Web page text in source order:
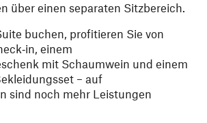
über einen separaten Sitzbereich.
buchen, profitieren Sie von
einem
mit Schaumwein und einem
– auf
sind noch mehr Leistungen